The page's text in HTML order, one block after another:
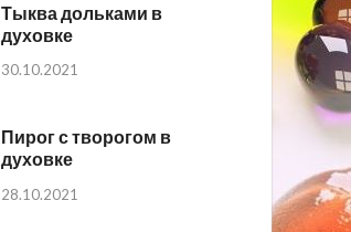
Тыква дольками в
духовке
30.10.2021
Пирог с творогом в
духовке
28.10.2021